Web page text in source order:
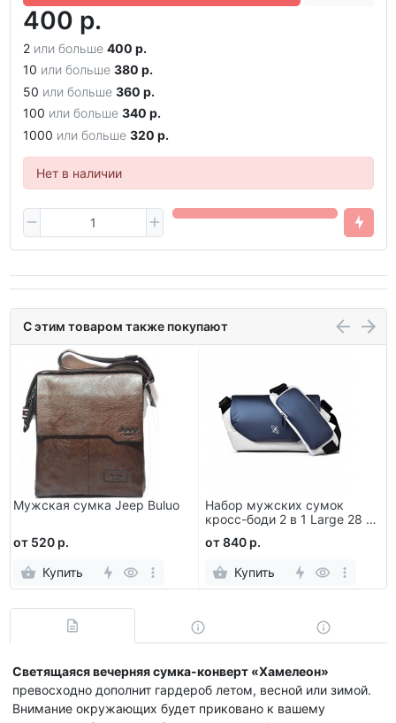
400 р.
2 или больше 400 р.
10 или больше 380 р.
50 или больше 360 р.
100 или больше 340 р.
1000 или больше 320 р.
Нет в наличии
С этим товаром также покупают
Мужская сумка Jeep Buluo
от 520 р.
Купить
Набор мужских сумок
кросс-боди 2 в 1 Large 28 х
от 840 р.
Купить
Светящаяся вечерняя сумка-конверт «Хамелеон»
превосходно дополнит гардероб летом, весной или зимой.
Внимание окружающих будет приковано к вашему